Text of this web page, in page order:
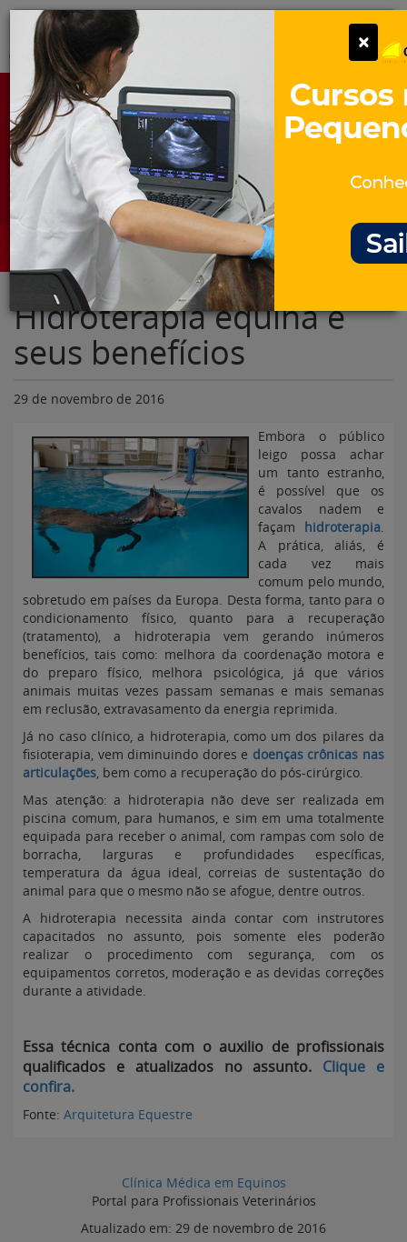
Pular
para
conteúdo
Portal para Profissionais Veterinários
Assine Gratuitamente
Categorias
Hidroterapia equina e
seus benefícios
29 de novembro de 2016
Embora o público
leigo possa achar
um tanto estranho,
é possível que os
cavalos nadem e
façam hidroterapia.
A prática, aliás, é
cada vez mais
comum pelo mundo,
sobretudo em países da Europa. Desta forma, tanto para o
condicionamento físico, quanto para a recuperação
(tratamento), a hidroterapia vem gerando inúmeros
benefícios, tais como: melhora da coordenação motora e
do preparo físico, melhora psicológica, já que vários
animais muitas vezes passam semanas e mais semanas
em reclusão, extravasamento da energia reprimida.
Já no caso clínico, a hidroterapia, como um dos pilares da
fisioterapia, vem diminuindo dores e doenças crônicas nas
articulações, bem como a recuperação do pós-cirúrgico.
Mas atenção: a hidroterapia não deve ser realizada em
piscina comum, para humanos, e sim em uma totalmente
equipada para receber o animal, com rampas com solo de
borracha, larguras e profundidades específicas,
temperatura da água ideal, correias de sustentação do
animal para que o mesmo não se afogue, dentre outros.
A hidroterapia necessita ainda contar com instrutores
capacitados no assunto, pois somente eles poderão
realizar o procedimento com segurança, com os
equipamentos corretos, moderação e as devidas correções
durante a atividade.
Essa técnica conta com o auxilio de profissionais
qualificados e atualizados no assunto. Clique e
confira.
Fonte: Arquitetura Equestre
Clínica Médica em Equinos
Portal para Profissionais Veterinários
Atualizado em: 29 de novembro de 2016
×